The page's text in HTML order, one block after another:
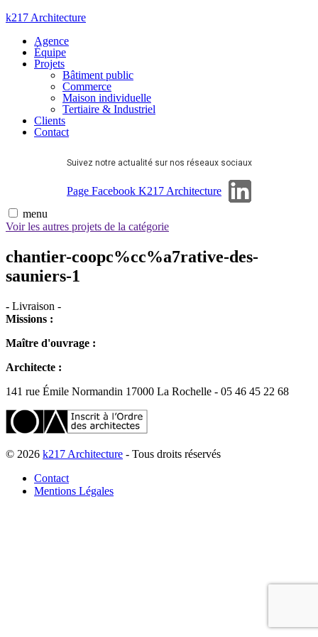
Aller
contenu
k217 Architecture
Agence
Équipe
Projets
Bâtiment public
Commerce
Maison individuelle
Tertiaire & Industriel
Clients
Contact
Suivez notre actualité sur nos réseaux sociaux
Page Facebook K217 Architecture
menu
Voir les autres projets de la catégorie
chantier-coopc%cc%a7rative-des-
sauniers-1
- Livraison -
Missions :
Maître d'ouvrage :
Architecte :
141 rue Émile Normandin 17000 La Rochelle - 05 46 45 22 68
© 2026 k217 Architecture - Tous droits réservés
Contact
Mentions Légales